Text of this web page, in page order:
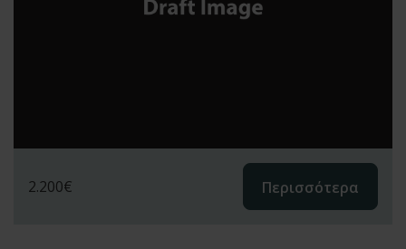
2.200€ Περισσότερα